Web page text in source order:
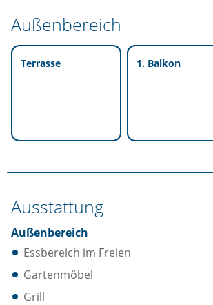
Außenbereich
Terrasse 1. Balkon
Ausstattung
Außenbereich
Essbereich im Freien
Gartenmöbel
Grill